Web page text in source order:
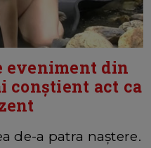
eveniment din
conștient act ca
de-a patra naștere.